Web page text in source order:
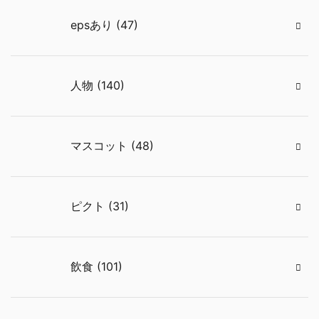
epsあり (47)
人物 (140)
マスコット (48)
ピクト (31)
飲食 (101)